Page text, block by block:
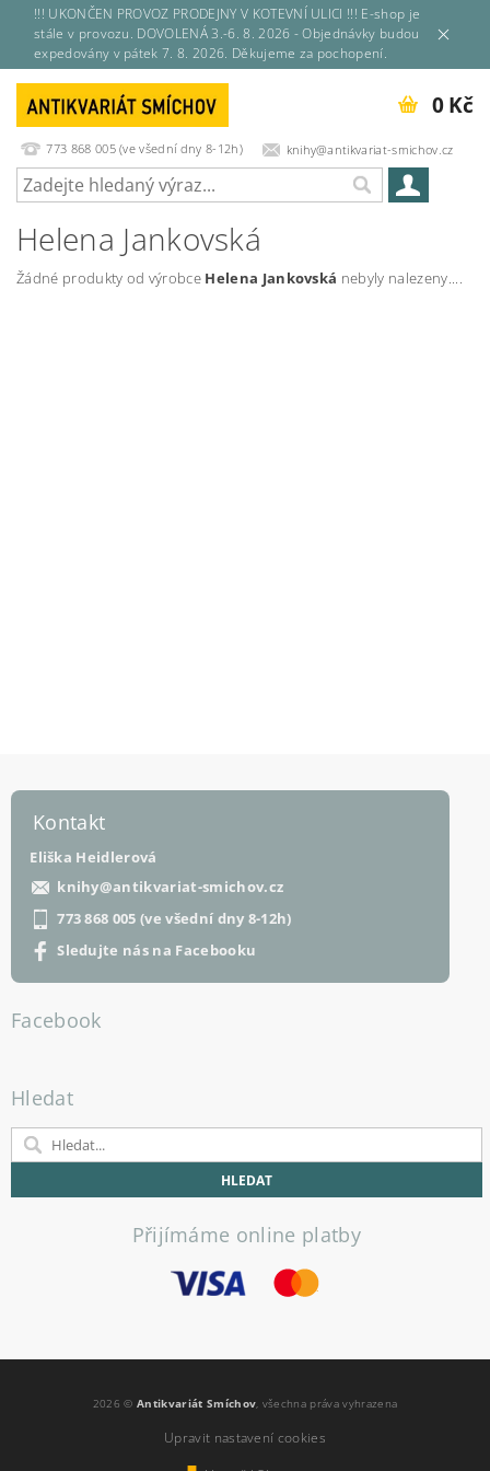
!!! UKONČEN PROVOZ PRODEJNY V KOTEVNÍ ULICI !!! E-shop je
stále v provozu. DOVOLENÁ 3.-6. 8. 2026 - Objednávky budou
expedovány v pátek 7. 8. 2026. Děkujeme za pochopení.
773 868 005 (ve všední dny 8-12h) knihy@antikvariat-smichov.cz
0 Kč
Helena Jankovská
Žádné produkty od výrobce Helena Jankovská nebyly nalezeny....
Kontakt
Eliška Heidlerová
knihy@antikvariat-smichov.cz
773 868 005 (ve všední dny 8-12h)
Sledujte nás na Facebooku
Facebook
Hledat
Přijímáme online platby
2026 ©Antikvariát Smíchov , všechna práva vyhrazena
Upravit nastavení cookies